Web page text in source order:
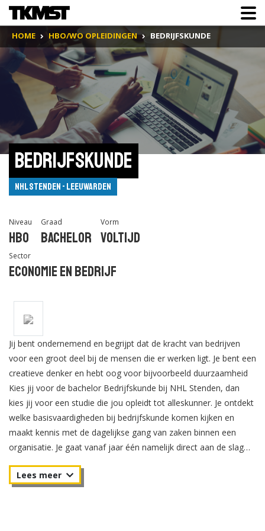
HOME HBO/WO OPLEIDINGEN BEDRIJFSKUNDE
Bedrijfskunde
NHL Stenden - Leeuwarden
Niveau
Hbo
Graad
Bachelor
Vorm
Voltijd
Sector
Economie en Bedrijf
Jij bent ondernemend en begrijpt dat de kracht van bedrijven
voor een groot deel bij de mensen die er werken ligt. Je bent een
creatieve denker en hebt oog voor bijvoorbeeld duurzaamheid
Kies jij voor de bachelor Bedrijfskunde bij NHL Stenden, dan
kies jij voor een studie die jou opleidt tot alleskunner. Je ontdekt
welke basisvaardigheden bij bedrijfskunde komen kijken en
maakt kennis met de dagelijkse gang van zaken binnen een
organisatie. Je gaat vanaf jaar één namelijk direct aan de slag
thema’s zoals bedrijfscultuur, mens en economie centraal.